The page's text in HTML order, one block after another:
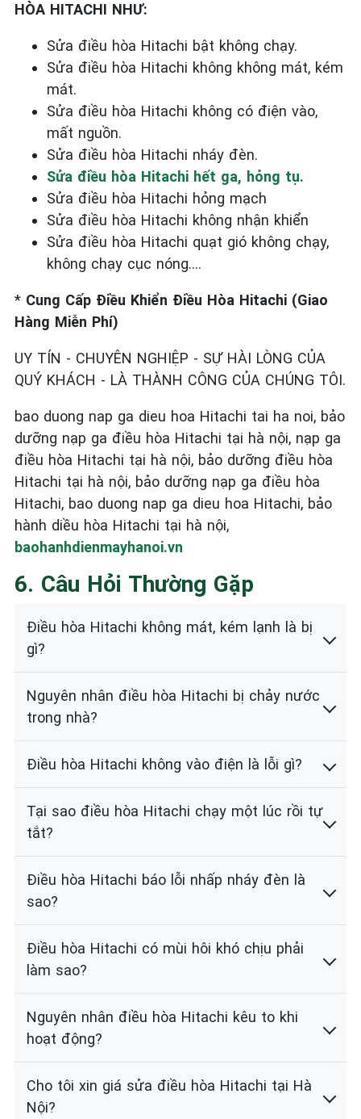
HÒA HITACHI NHƯ:
Sửa điều hòa Hitachi bật không chạy.
Sửa điều hòa Hitachi không không mát, kém
mát.
Sửa điều hòa Hitachi không có điện vào,
mất nguồn.
Sửa điều hòa Hitachi nháy đèn.
Sửa điều hòa Hitachi hết ga, hỏng tụ.
Sửa điều hòa Hitachi hỏng mạch
Sửa điều hòa Hitachi không nhận khiển
Sửa điều hòa Hitachi quạt gió không chạy,
không chạy cục nóng….
* Cung Cấp Điều Khiển Điều Hòa Hitachi (Giao
Hàng Miễn Phí)
UY TÍN - CHUYÊN NGHIỆP - SỰ HÀI LÒNG CỦA
QUÝ KHÁCH - LÀ THÀNH CÔNG CỦA CHÚNG TÔI.
bao duong nap ga dieu hoa Hitachi tai ha noi, bảo
dưỡng nạp ga điều hòa Hitachi tại hà nội, nạp ga
điều hòa Hitachi tại hà nội, bảo dưỡng điều hòa
Hitachi tại hà nội, bảo dưỡng nạp ga điều hòa
Hitachi, bao duong nap ga dieu hoa Hitachi, bảo
hành diều hòa Hitachi tại hà nội,
baohanhdienmayhanoi.vn
6. Câu Hỏi Thường Gặp
Điều hòa Hitachi không mát, kém lạnh là bị
gì?
Nguyên nhân điều hòa Hitachi bị chảy nước
trong nhà?
Điều hòa Hitachi không vào điện là lỗi gì?
Tại sao điều hòa Hitachi chạy một lúc rồi tự
tắt?
Điều hòa Hitachi báo lỗi nhấp nháy đèn là
sao?
Điều hòa Hitachi có mùi hôi khó chịu phải
làm sao?
Nguyên nhân điều hòa Hitachi kêu to khi
hoạt động?
Cho tôi xin giá sửa điều hòa Hitachi tại Hà
Nội?